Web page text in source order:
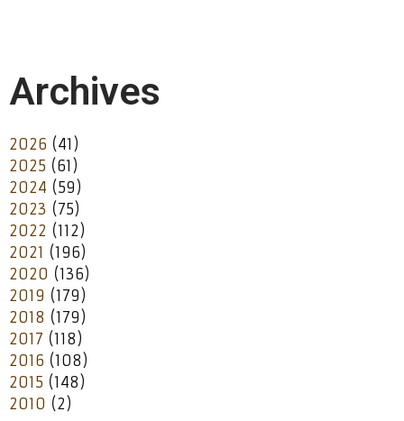
Archives
2026 (41)
2025 (61)
2024 (59)
2023 (75)
2022 (112)
2021 (196)
2020 (136)
2019 (179)
2018 (179)
2017 (118)
2016 (108)
2015 (148)
2010 (2)